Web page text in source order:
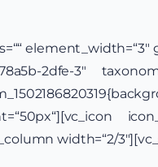
element_width=“3″
2dfe-3″
width=“2/